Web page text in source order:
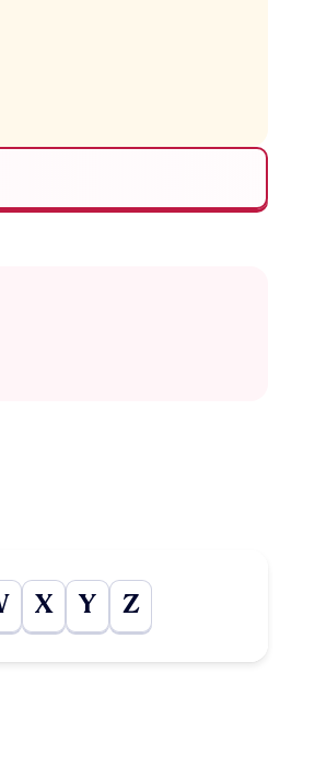
X Y Z